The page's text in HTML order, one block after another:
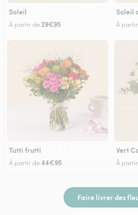
Soleil
À partir de 29€95
Soleil
À
Tutti frutti
À partir de44€95
Vert
À
Faire livrer des